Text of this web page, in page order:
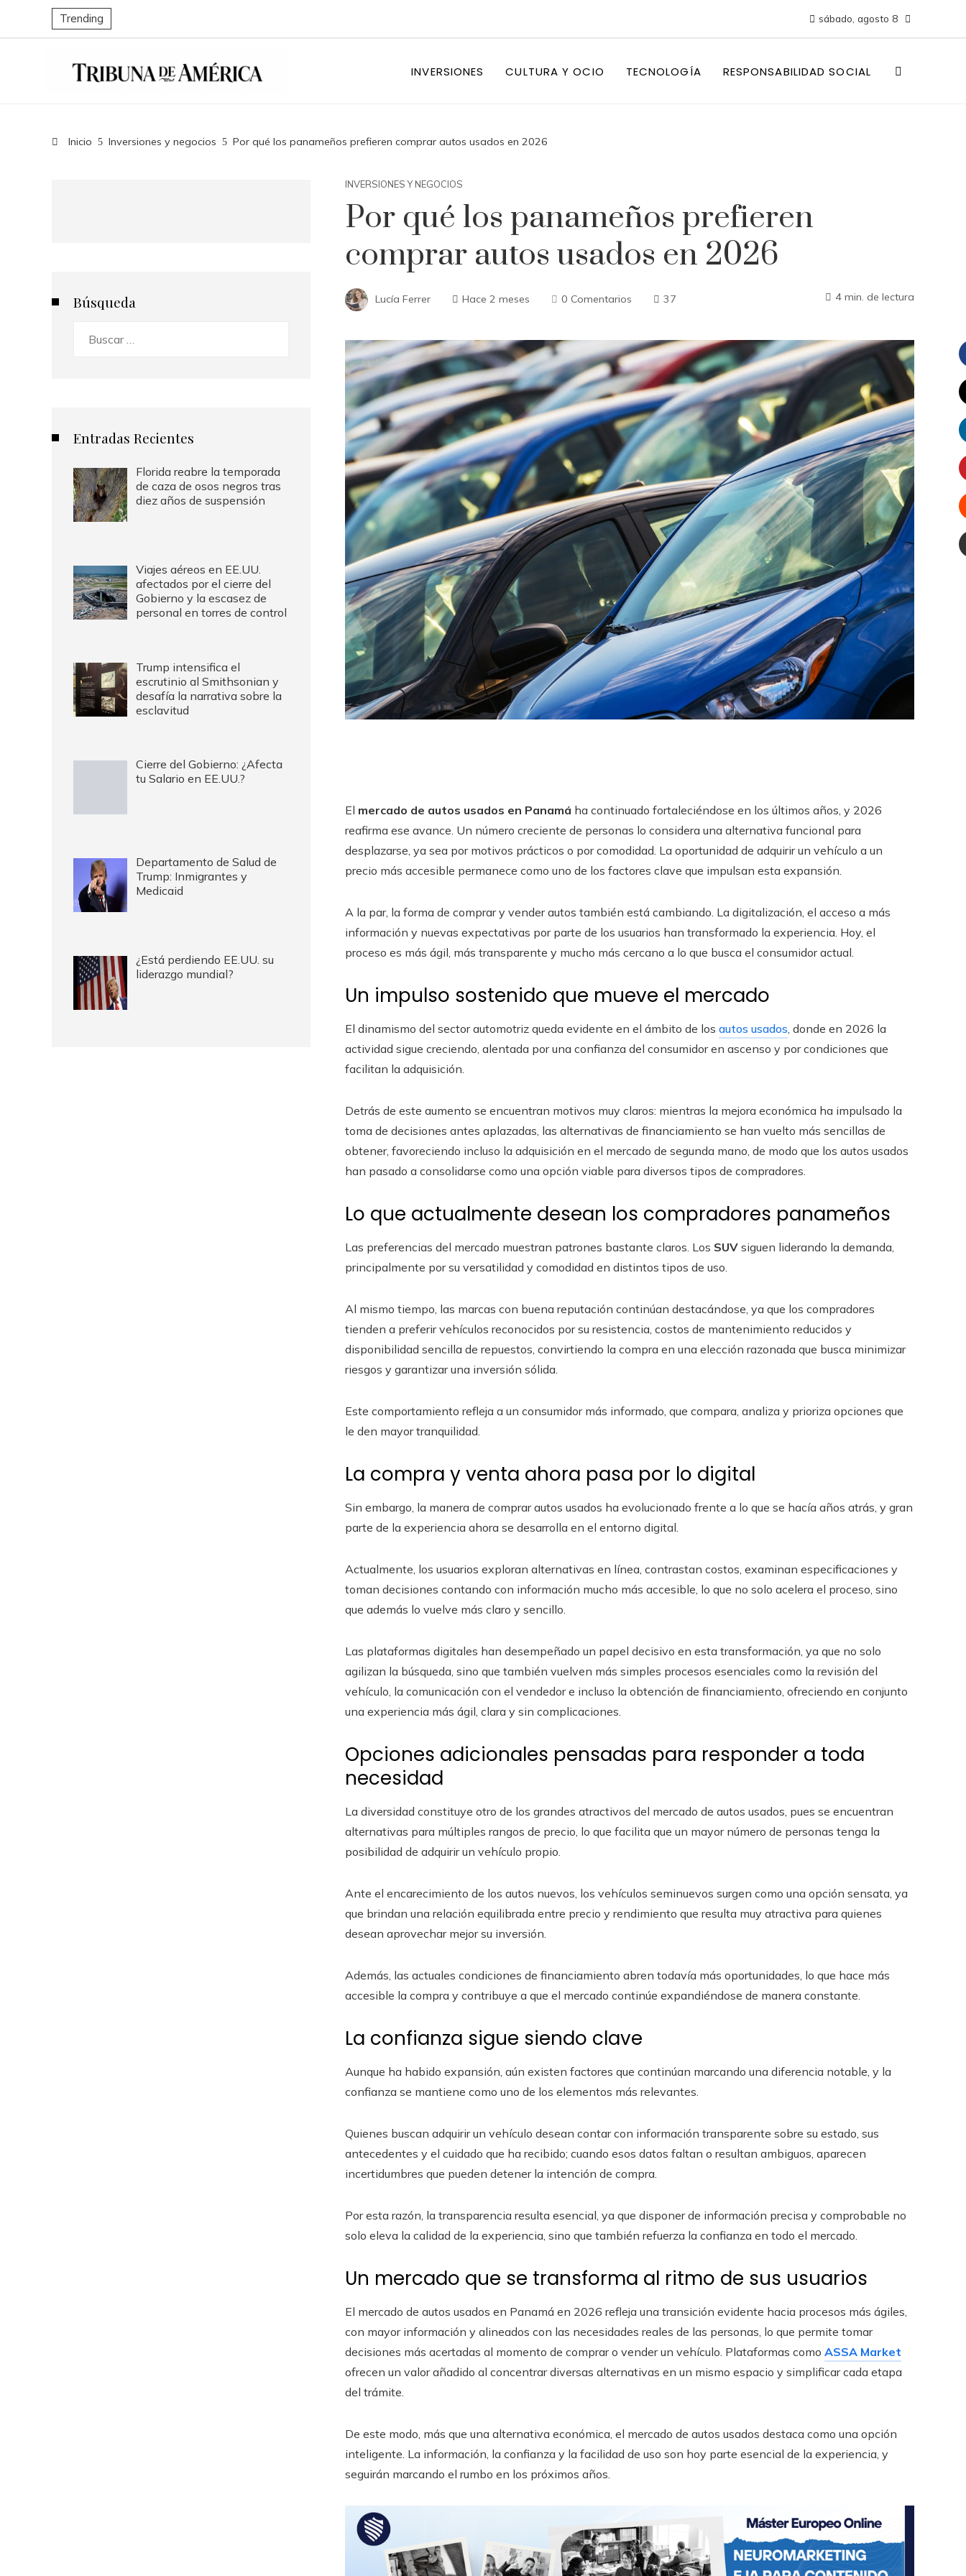
Trending sábado, agosto 8
INVERSIONES CULTURA Y OCIO TECNOLOGÍA RESPONSABILIDAD SOCIAL
Inicio Inversiones y negocios Por qué los panameños prefieren comprar autos usados en 2026
INVERSIONES Y NEGOCIOS
Por qué los panameños prefieren
comprar autos usados en 2026
Lucía Ferrer Hace 2 meses 0 Comentarios 37 4 min. de lectura
El mercado de autos usados en Panamá ha continuado fortaleciéndose en los últimos años, y 2026
reafirma ese avance. Un número creciente de personas lo considera una alternativa funcional para
desplazarse, ya sea por motivos prácticos o por comodidad. La oportunidad de adquirir un vehículo a un
precio más accesible permanece como uno de los factores clave que impulsan esta expansión.
A la par, la forma de comprar y vender autos también está cambiando. La digitalización, el acceso a más
información y nuevas expectativas por parte de los usuarios han transformado la experiencia. Hoy, el
proceso es más ágil, más transparente y mucho más cercano a lo que busca el consumidor actual.
Un impulso sostenido que mueve el mercado
El dinamismo del sector automotriz queda evidente en el ámbito de los autos usados, donde en 2026 la
actividad sigue creciendo, alentada por una confianza del consumidor en ascenso y por condiciones que
facilitan la adquisición.
Detrás de este aumento se encuentran motivos muy claros: mientras la mejora económica ha impulsado la
toma de decisiones antes aplazadas, las alternativas de financiamiento se han vuelto más sencillas de
obtener, favoreciendo incluso la adquisición en el mercado de segunda mano, de modo que los autos usados
han pasado a consolidarse como una opción viable para diversos tipos de compradores.
Lo que actualmente desean los compradores panameños
Las preferencias del mercado muestran patrones bastante claros. Los SUV siguen liderando la demanda,
principalmente por su versatilidad y comodidad en distintos tipos de uso.
Al mismo tiempo, las marcas con buena reputación continúan destacándose, ya que los compradores
tienden a preferir vehículos reconocidos por su resistencia, costos de mantenimiento reducidos y
disponibilidad sencilla de repuestos, convirtiendo la compra en una elección razonada que busca minimizar
riesgos y garantizar una inversión sólida.
Este comportamiento refleja a un consumidor más informado, que compara, analiza y prioriza opciones que
le den mayor tranquilidad.
La compra y venta ahora pasa por lo digital
Sin embargo, la manera de comprar autos usados ha evolucionado frente a lo que se hacía años atrás, y gran
parte de la experiencia ahora se desarrolla en el entorno digital.
Actualmente, los usuarios exploran alternativas en línea, contrastan costos, examinan especificaciones y
toman decisiones contando con información mucho más accesible, lo que no solo acelera el proceso, sino
que además lo vuelve más claro y sencillo.
Las plataformas digitales han desempeñado un papel decisivo en esta transformación, ya que no solo
agilizan la búsqueda, sino que también vuelven más simples procesos esenciales como la revisión del
vehículo, la comunicación con el vendedor e incluso la obtención de financiamiento, ofreciendo en conjunto
una experiencia más ágil, clara y sin complicaciones.
Opciones adicionales pensadas para responder a toda
necesidad
La diversidad constituye otro de los grandes atractivos del mercado de autos usados, pues se encuentran
alternativas para múltiples rangos de precio, lo que facilita que un mayor número de personas tenga la
posibilidad de adquirir un vehículo propio.
Ante el encarecimiento de los autos nuevos, los vehículos seminuevos surgen como una opción sensata, ya
que brindan una relación equilibrada entre precio y rendimiento que resulta muy atractiva para quienes
desean aprovechar mejor su inversión.
Además, las actuales condiciones de financiamiento abren todavía más oportunidades, lo que hace más
accesible la compra y contribuye a que el mercado continúe expandiéndose de manera constante.
La confianza sigue siendo clave
Aunque ha habido expansión, aún existen factores que continúan marcando una diferencia notable, y la
confianza se mantiene como uno de los elementos más relevantes.
Quienes buscan adquirir un vehículo desean contar con información transparente sobre su estado, sus
antecedentes y el cuidado que ha recibido; cuando esos datos faltan o resultan ambiguos, aparecen
incertidumbres que pueden detener la intención de compra.
Por esta razón, la transparencia resulta esencial, ya que disponer de información precisa y comprobable no
solo eleva la calidad de la experiencia, sino que también refuerza la confianza en todo el mercado.
Un mercado que se transforma al ritmo de sus usuarios
El mercado de autos usados en Panamá en 2026 refleja una transición evidente hacia procesos más ágiles,
con mayor información y alineados con las necesidades reales de las personas, lo que permite tomar
decisiones más acertadas al momento de comprar o vender un vehículo. Plataformas como ASSA Market
ofrecen un valor añadido al concentrar diversas alternativas en un mismo espacio y simplificar cada etapa
del trámite.
De este modo, más que una alternativa económica, el mercado de autos usados destaca como una opción
inteligente. La información, la confianza y la facilidad de uso son hoy parte esencial de la experiencia, y
seguirán marcando el rumbo en los próximos años.
Búsqueda
Entradas Recientes
Florida reabre la temporada
de caza de osos negros tras
diez años de suspensión
Viajes aéreos en EE.UU.
afectados por el cierre del
Gobierno y la escasez de
personal en torres de control
Trump intensifica el
escrutinio al Smithsonian y
desafía la narrativa sobre la
esclavitud
Cierre del Gobierno: ¿Afecta
tu Salario en EE.UU.?
Departamento de Salud de
Trump: Inmigrantes y
Medicaid
¿Está perdiendo EE.UU. su
liderazgo mundial?